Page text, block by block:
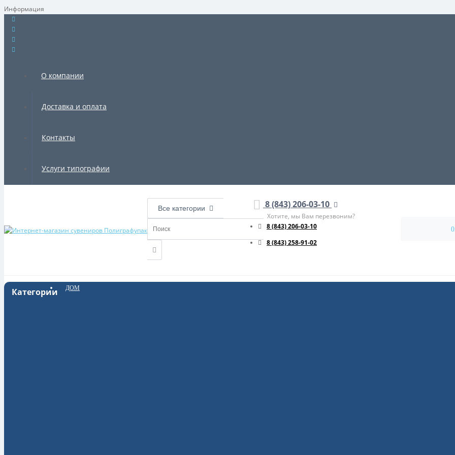
Информация
О компании
Доставка и оплата
Контакты
Услуги типографии
Все категории 8 (843) 206-03-10
Хотите, мы Вам перезвоним?
8 (843) 206-03-10
8 (843) 258-91-02
Категории ДОМ